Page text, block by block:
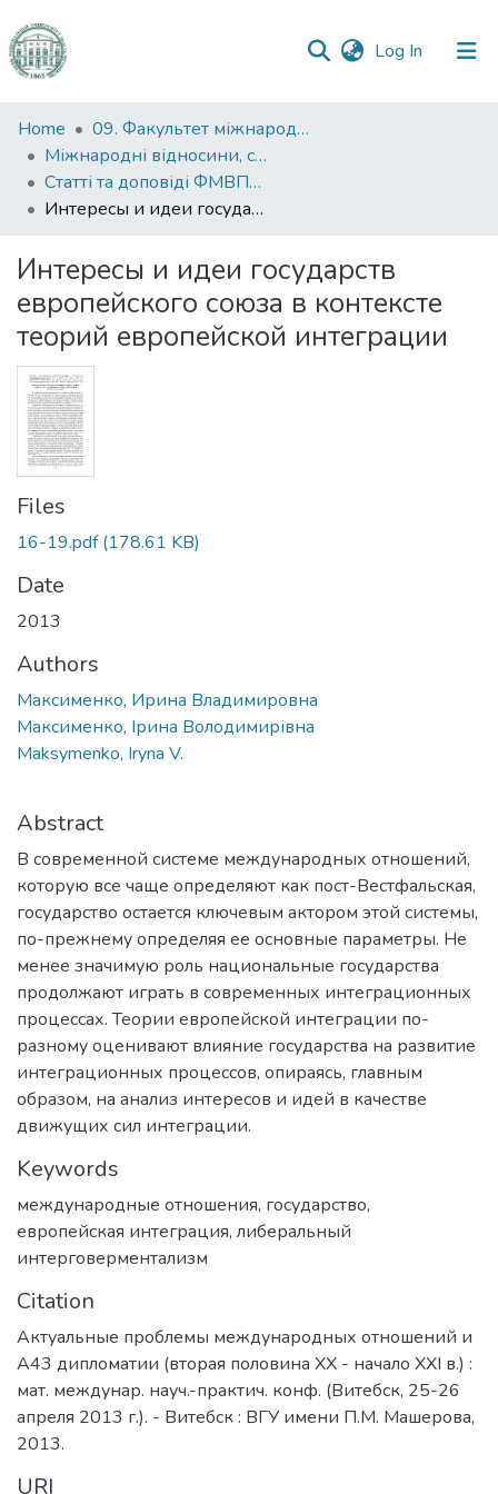
Log In (current)
Communities
&
Collections
All of DSpace
Statistics
Home
09. Факультет міжнародних відносин, політології та соціології
Міжнародні відносини, суспільні комунікації та регіональні студії
Статті та доповіді ФМВПС (Міжнародні відносини, суспільні комунікації та регіональні студії)
Интересы и идеи государств европейского союза в контексте теорий европейской интеграции
Интересы и идеи государств
европейского союза в контексте
теорий европейской интеграции
Files
16-19.pdf(178.61 KB)
Date
2013
Authors
Максименко, Ирина Владимировна
Максименко, Ірина Володимирівна
Maksymenko, Iryna V.
Abstract
В современной системе международных отношений,
которую все чаще определяют как пост-Вестфальская,
государство остается ключевым актором этой системы,
по-прежнему определяя ее основные параметры. Не
менее значимую роль национальные государства
продолжают играть в современных интеграционных
процессах. Теории европейской интеграции по-
разному оценивают влияние государства на развитие
интеграционных процессов, опираясь, главным
образом, на анализ интересов и идей в качестве
движущих сил интеграции.
Keywords
международные отношения, государство,
европейская интеграция, либеральный
интерговерментализм
Citation
Актуальные проблемы международных отношений и
А43 дипломатии (вторая половина XX - начало XXI в.) :
мат. междунар. науч.-практич. конф. (Витебск, 25-26
апреля 2013 г.). - Витебск : ВГУ имени П.М. Машерова,
2013.
URI